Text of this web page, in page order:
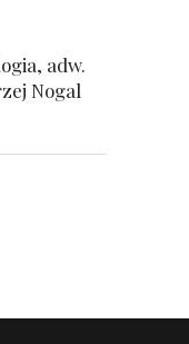
adw.
Nogal